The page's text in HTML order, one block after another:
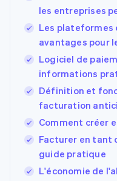
les entreprises
Les plateformes
avantages pour
Logiciel de
informations
Définition et
facturation
Comment créer
Facturer en tant
guide pratique
L'économie de